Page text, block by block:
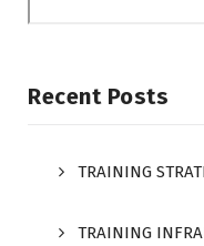
Recent Posts
TRAINING
TRAINING